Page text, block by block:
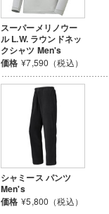
スーパーメリノウー
ル L.W. ラウンドネッ
クシャツ Men's
価格 ¥7,590（税込）
シャミース パンツ
Men's
価格 ¥5,800（税込）